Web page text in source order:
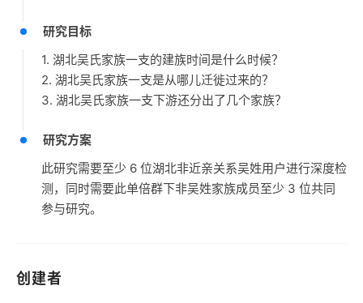
研究目标
1. 湖北吴氏家族一支的建族时间是什么时候？
2. 湖北吴氏家族一支是从哪儿迁徙过来的？
3. 湖北吴氏家族一支下游还分出了几个家族？
研究方案
此研究需要至少 6 位湖北非近亲关系吴姓用户进行深度检
测，同时需要此单倍群下非吴姓家族成员至少 3 位共同
参与研究。
创建者